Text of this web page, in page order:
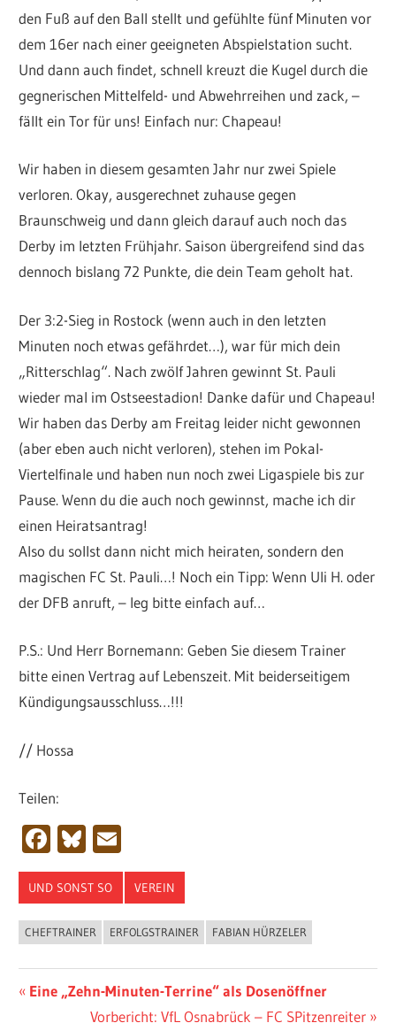
den Fuß auf den Ball stellt und gefühlte fünf Minuten vor
dem 16er nach einer geeigneten Abspielstation sucht.
Und dann auch findet, schnell kreuzt die Kugel durch die
gegnerischen Mittelfeld- und Abwehrreihen und zack, –
fällt ein Tor für uns! Einfach nur: Chapeau!
Wir haben in diesem gesamten Jahr nur zwei Spiele
verloren. Okay, ausgerechnet zuhause gegen
Braunschweig und dann gleich darauf auch noch das
Derby im letzten Frühjahr. Saison übergreifend sind das
dennoch bislang 72 Punkte, die dein Team geholt hat.
Der 3:2-Sieg in Rostock (wenn auch in den letzten
Minuten noch etwas gefährdet…), war für mich dein
„Ritterschlag“. Nach zwölf Jahren gewinnt St. Pauli
wieder mal im Ostseestadion! Danke dafür und Chapeau!
Wir haben das Derby am Freitag leider nicht gewonnen
(aber eben auch nicht verloren), stehen im Pokal-
Viertelfinale und haben nun noch zwei Ligaspiele bis zur
Pause. Wenn du die auch noch gewinnst, mache ich dir
einen Heiratsantrag!
Also du sollst dann nicht mich heiraten, sondern den
magischen FC St. Pauli…! Noch ein Tipp: Wenn Uli H. oder
der DFB anruft, – leg bitte einfach auf…
P.S.: Und Herr Bornemann: Geben Sie diesem Trainer
bitte einen Vertrag auf Lebenszeit. Mit beiderseitigem
Kündigungsausschluss…!!!
// Hossa
Teilen:
Facebook
Bluesky
UND SONST SO VEREIN
CHEFTRAINER ERFOLGSTRAINER FABIAN HÜRZELER
Beitragsnavigation
Vorheriger
Eine „Zehn-Minuten-Terrine“ als Dosenöffner
Nächster
Vorbericht: VfL Osnabrück – FC SPitzenreiter